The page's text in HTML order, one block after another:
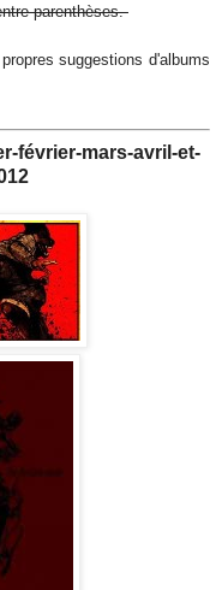
parenthèses.
suggestions d'albums
février-mars-avril-et-